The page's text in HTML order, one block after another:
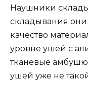
Наушники
складывания
качество
уровне ушей с
тканевые
ушей уже не